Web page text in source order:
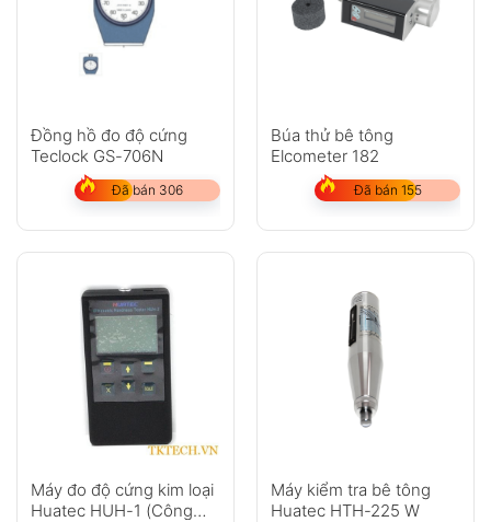
Đồng hồ đo độ cứng
Teclock GS-706N
Đã bán 306
Búa thử bê tông
Elcometer 182
Đã bán 155
Máy đo độ cứng kim loại
Huatec HUH-1 (Công
Máy kiểm tra bê tông
Huatec HTH-225 W